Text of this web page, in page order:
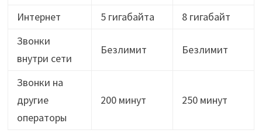
Интернет
5 гигабайта
8 гигабайт
Звонки
внутри сети
Безлимит Безлимит
Звонки на
другие
операторы
200 минут 250 минут